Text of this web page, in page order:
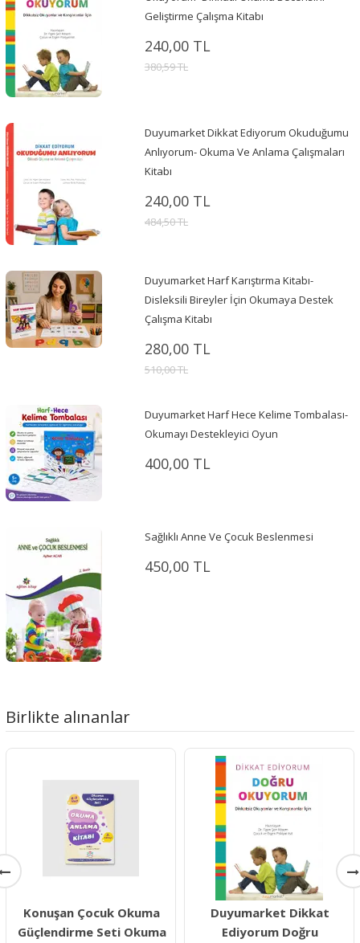
Geliştirme Çalışma Kitabı
240,00 TL
380,59 TL
Duyumarket Dikkat Ediyorum Okuduğumu
Anlıyorum- Okuma Ve Anlama Çalışmaları
Kitabı
240,00 TL
484,50 TL
Duyumarket Harf Karıştırma Kitabı-
Disleksili Bireyler İçin Okumaya Destek
Çalışma Kitabı
280,00 TL
510,00 TL
Duyumarket Harf Hece Kelime Tombalası-
Okumayı Destekleyici Oyun
400,00 TL
Sağlıklı Anne Ve Çocuk Beslenmesi
450,00 TL
Birlikte alınanlar
Konuşan Çocuk Okuma
Güçlendirme Seti Okuma
Duyumarket Dikkat
Ediyorum Doğru